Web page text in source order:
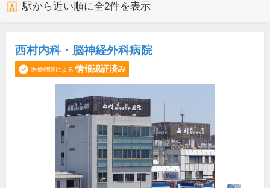
駅から近い順に全2件を表示
西村内科・脳神経外科病院
医療機関による 情報認証済み